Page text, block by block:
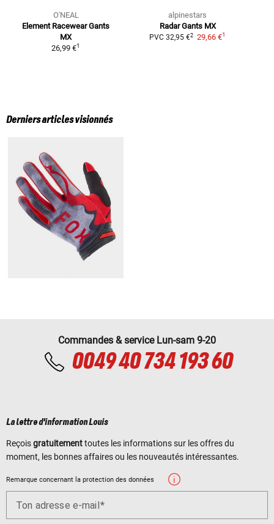
O'NEAL
Element Racewear Gants
MX
26,99 €1
alpinestars
Radar Gants MX
PVC 32,95 €2 29,66 €1
Derniers articles visionnés
Commandes & service Lun-sam 9-20
0049 40 734 193 60
La lettre d'information Louis
Reçoisgratuitementtoutes les informations sur les offres du
moment, les bonnes affaires ou les nouveautés intéressantes.
Remarque concernant la protection des données
Ton adresse e-mail